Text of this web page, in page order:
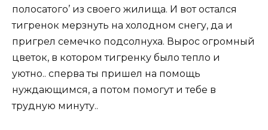
полосатого’ из своего жилища. И вот остался
тигренок мерзнуть на холодном снегу, да и
пригрел семечко подсолнуха. Вырос огромный
цветок, в котором тигренку было тепло и
уютно.. сперва ты пришел на помощь
нуждающимся, а потом помогут и тебе в
трудную минуту..